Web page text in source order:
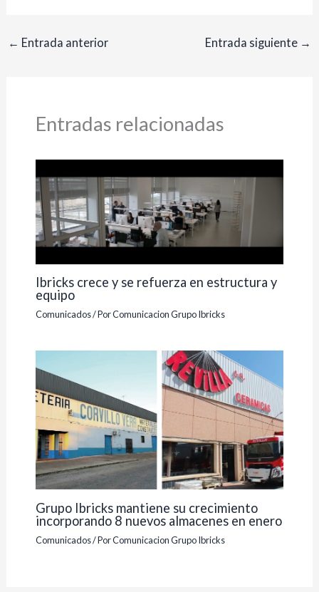
← Entrada anterior Entrada siguiente →
Entradas relacionadas
Ibricks crece y se refuerza en estructura y
equipo
Comunicados/ PorComunicacion Grupo Ibricks
Grupo Ibricks mantiene su crecimiento
incorporando 8 nuevos almacenes en enero
Comunicados/ PorComunicacion Grupo Ibricks